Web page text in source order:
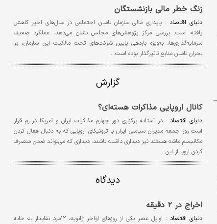
زنگ خطر مالی بازنشستگان
دنیای اقتصاد :پایداری مالی سازمان تامین اجتماعی در سال‌های اخیر کاهش
یافته است. بررسی مرکز پژوهش‌های مجلس نشان می‌دهد، عملکرد ضعیف
سرمایه‌گذاری‌ها، به‌ویژه بازدهی پایین شرکت‌های تحت مالکیت این سازمان، بر
بحران تامین منابع تاثیرگذار بوده است.…
گزارش
کانال اروپایی مذاکرات هسته‌ای؟
دنیای اقتصاد :در آستانه برگزاری دور چهارم مذاکرات ایران و آمریکا در رم قرار
است روز جمعه مدیران سیاسی ایران با تروئیکای اروپایی که به دنبال فعال کردن
مکانیسم ماشه هستند نیز دیداری داشته باشند. دیداری که می‌تواند ضمن منصرف
کردن اروپا از این…
دیدگاه
اخراج در ۲ دقیقه
دنیای اقتصاد :
اوایل عصر یکی از روزهای اواخر ژانویه، ۱۲مرد نقابدار به خانه